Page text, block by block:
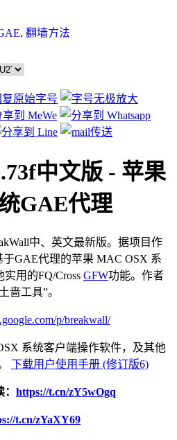
, 翻墙方法
中文版 - 苹果
GAE代理
中、英文最新版。据项目作
于GAE代理的苹果 MAC OSX 系
用的FQ/Cross GFW功能。作者
啬工具”。
p/breakwall/
系统客户端操作软件，及其他
下载用户使用手册 (修订版6)
https://t.cn/zY5wOgq
t.cn/zYaXY69